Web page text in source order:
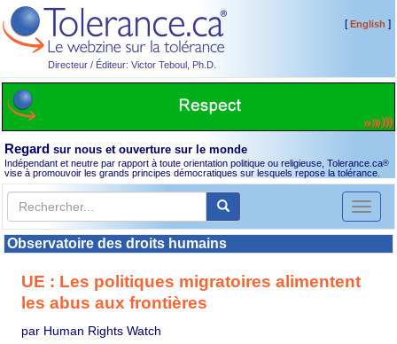
Directeur / Éditeur: Victor Teboul, Ph.D.
[English ]
Regard sur nous et ouverture sur le monde
Indépendant et neutre par rapport à toute orientation politique ou religieuse, Tolerance.ca®
vise à promouvoir les grands principes démocratiques sur lesquels repose la tolérance.
Toggle
Observatoire des droits humains
UE : Les politiques migratoires alimentent
les abus aux frontières
par Human Rights Watch